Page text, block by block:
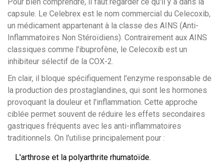
capsule. Le Celebrex est le nom commercial du Celecoxib,
un médicament appartenant à la classe des AINS (Anti-
Inflammatoires Non Stéroïdiens). Contrairement aux AINS
classiques comme l'ibuprofène, le Celecoxib est un
inhibiteur sélectif de la COX-2.
En clair, il bloque spécifiquement l'enzyme responsable de
la production des prostaglandines, qui sont les hormones
provoquant la douleur et l'inflammation. Cette approche
ciblée permet souvent de réduire les effets secondaires
gastriques fréquents avec les anti-inflammatoires
traditionnels. On l'utilise principalement pour :
L'arthrose et la polyarthrite rhumatoïde.